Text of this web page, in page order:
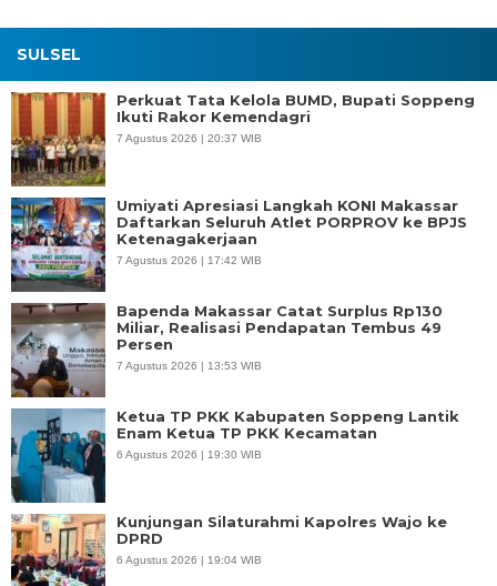
SULSEL
Perkuat Tata Kelola BUMD, Bupati Soppeng
Ikuti Rakor Kemendagri
7 Agustus 2026 | 20:37 WIB
Umiyati Apresiasi Langkah KONI Makassar
Daftarkan Seluruh Atlet PORPROV ke BPJS
Ketenagakerjaan
7 Agustus 2026 | 17:42 WIB
Bapenda Makassar Catat Surplus Rp130
Miliar, Realisasi Pendapatan Tembus 49
Persen
7 Agustus 2026 | 13:53 WIB
Ketua TP PKK Kabupaten Soppeng Lantik
Enam Ketua TP PKK Kecamatan
6 Agustus 2026 | 19:30 WIB
Kunjungan Silaturahmi Kapolres Wajo ke
DPRD
6 Agustus 2026 | 19:04 WIB